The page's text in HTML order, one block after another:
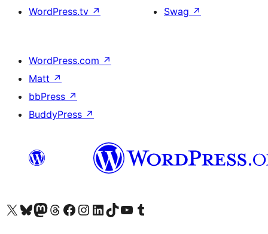
WordPress.tv ↗
Swag ↗
WordPress.com ↗
Matt ↗
bbPress ↗
BuddyPress ↗
Visit our X (formerly Twitter) account
Visit our Bluesky account
Завітайте до нашої стрічки в Mastodon
Visit our Threads account
Завітайте на нашу сторінку в Facebook
Visit our Instagram account
Visit our LinkedIn account
Visit our TikTok account
Visit our YouTube channel
Visit our Tumblr account